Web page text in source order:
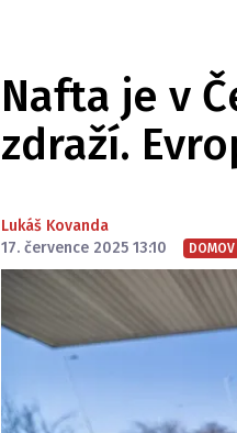
Nafta je v
zdraží.
Lukáš Kovanda
17. července 2025 13:10
DOMOV